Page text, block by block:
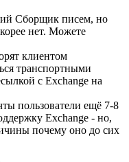
Сборщик писем, но
нет. Можете
клиентом
транспортными
с Exchange на
пользователи ещё 7-8
Exchange - но,
почему оно до сих